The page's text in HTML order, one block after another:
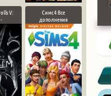
V:
Симс 4 Все
дополнения